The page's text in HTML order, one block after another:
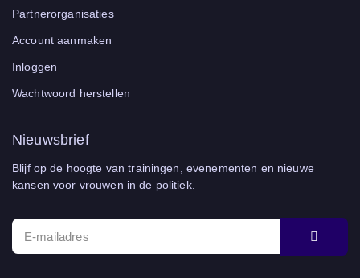
Partnerorganisaties
Account aanmaken
Inloggen
Wachtwoord herstellen
Nieuwsbrief
Blijf op de hoogte van trainingen, evenementen en nieuwe
kansen voor vrouwen in de politiek.